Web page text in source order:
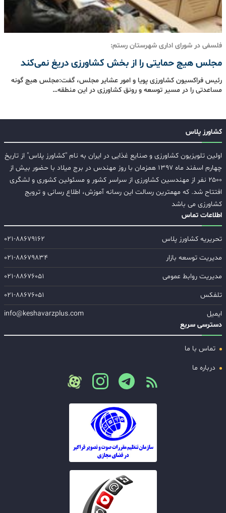
فلسفی در شورای اداری شهرستان رستم:
مجلس هیچ حمایتی را از بخش کشاورزی دریغ نمی‌کند
رئیس فراکسیون کشاورزی پویا و امور عشایر مجلس، گفت:مجلس هیچ گونه
مساعدتی را در مسیر توسعه و رونق کشاورزی در این منطقه…
کشاورز پلاس
اولین تلویزیون کشاورزی و صنایع غذایی در ایران به نام "کشاورز پلاس" از تاریخ
چهارم اسفند ماه ۱۳۹۷ همزمان با روز مهندس در برج میلاد با حضور بیش از
۲۵۰۰ نفر از مهندسین کشاورزی از سراسر کشور و مسئولین کشوری و لشگری
افتتاح شد. که مهمترین رسالت این رسانه آموزش، اطلاع رسانی و ترویج
کشاورزی می باشد
اطلاعات تماس
تحریریه کشاورز پلاس
۰۲۱-۸۸۶۷۹۱۶۲
مدیریت توسعه بازار
۰۲۱-۸۸۶۷۹۸۳۴
مدیریت روابط عمومی
۰۲۱-۸۸۶۷۶۰۵۱
تلفکس
۰۲۱-۸۸۶۷۶۰۵۱
ایمیل
info@keshavarzplus.com
دسترسی سریع
تماس با ما
درباره ما